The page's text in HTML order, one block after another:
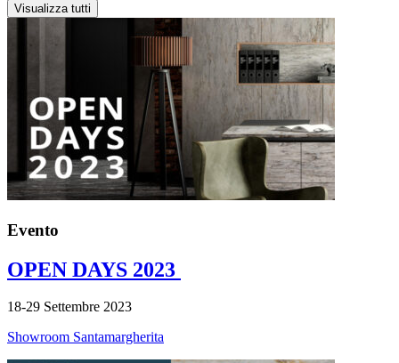
Visualizza tutti
Evento
OPEN DAYS 2023
18-29 Settembre 2023
Showroom Santamargherita